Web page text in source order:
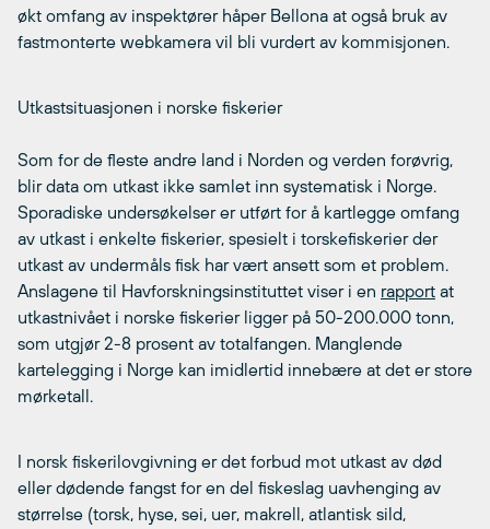
økt omfang av inspektører håper Bellona at også bruk av
fastmonterte webkamera vil bli vurdert av kommisjonen.
Utkastsituasjonen i norske fiskerier
Som for de fleste andre land i Norden og verden forøvrig,
blir data om utkast ikke samlet inn systematisk i Norge.
Sporadiske undersøkelser er utført for å kartlegge omfang
av utkast i enkelte fiskerier, spesielt i torskefiskerier der
utkast av undermåls fisk har vært ansett som et problem.
Anslagene til Havforskningsinstituttet viser i en rapport at
utkastnivået i norske fiskerier ligger på 50-200.000 tonn,
som utgjør 2-8 prosent av totalfangen. Manglende
kartelegging i Norge kan imidlertid innebære at det er store
mørketall.
I norsk fiskerilovgivning er det forbud mot utkast av død
eller dødende fangst for en del fiskeslag uavhenging av
størrelse (torsk, hyse, sei, uer, makrell, atlantisk sild,